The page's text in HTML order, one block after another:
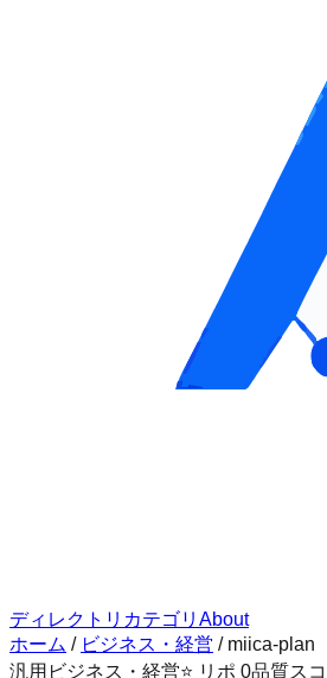
ディレクトリ カテゴリ About
ホーム / ビジネス・経営 / miica-plan
汎用 ビジネス・経営⭐ リポ 0品質ス